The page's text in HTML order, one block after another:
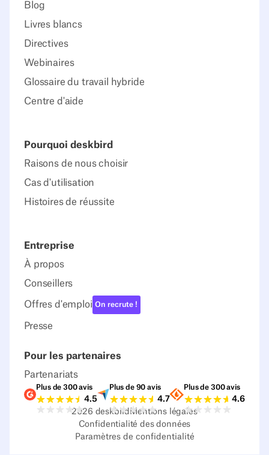
Blog
Livres blancs
Directives
Webinaires
Glossaire du travail hybride
Centre d'aide
Pourquoi deskbird
Raisons de nous choisir
Cas d'utilisation
Histoires de réussite
Entreprise
À propos
Conseillers
Offres d'emploi On recrute !
Presse
Pour les partenaires
Partenariats
Notes G2
Plus de 300 avis
4.5
Notes Capterra
Plus de 90 avis
4.7
Notes
Plus de 300 avis
4.6
2026 deskbird Mentions légales
Confidentialité des données
Paramètres de confidentialité